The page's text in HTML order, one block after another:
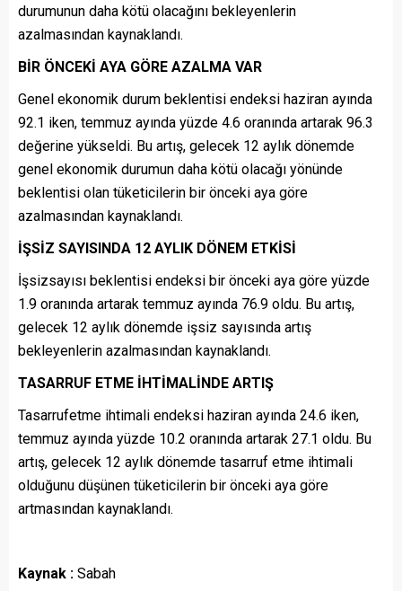
durumunun daha kötü olacağını bekleyenlerin
azalmasından kaynaklandı.
BİR ÖNCEKİ AYA GÖRE AZALMA VAR
Genel ekonomik durum beklentisi endeksi haziran ayında
92.1 iken, temmuz ayında yüzde 4.6 oranında artarak 96.3
değerine yükseldi. Bu artış, gelecek 12 aylık dönemde
genel ekonomik durumun daha kötü olacağı yönünde
beklentisi olan tüketicilerin bir önceki aya göre
azalmasından kaynaklandı.
İŞSİZ SAYISINDA 12 AYLIK DÖNEM ETKİSİ
İşsizsayısı beklentisi endeksi bir önceki aya göre yüzde
1.9 oranında artarak temmuz ayında 76.9 oldu. Bu artış,
gelecek 12 aylık dönemde işsiz sayısında artış
bekleyenlerin azalmasından kaynaklandı.
TASARRUF ETME İHTİMALİNDE ARTIŞ
Tasarrufetme ihtimali endeksi haziran ayında 24.6 iken,
temmuz ayında yüzde 10.2 oranında artarak 27.1 oldu. Bu
artış, gelecek 12 aylık dönemde tasarruf etme ihtimali
olduğunu düşünen tüketicilerin bir önceki aya göre
artmasından kaynaklandı.
Kaynak : Sabah